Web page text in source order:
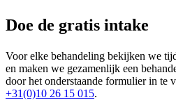
Doe de gratis intake
Voor elke behandeling bekijken we
en maken we gezamenlijk een
door het onderstaande formulier in te
+31(0)10 26 15 015.